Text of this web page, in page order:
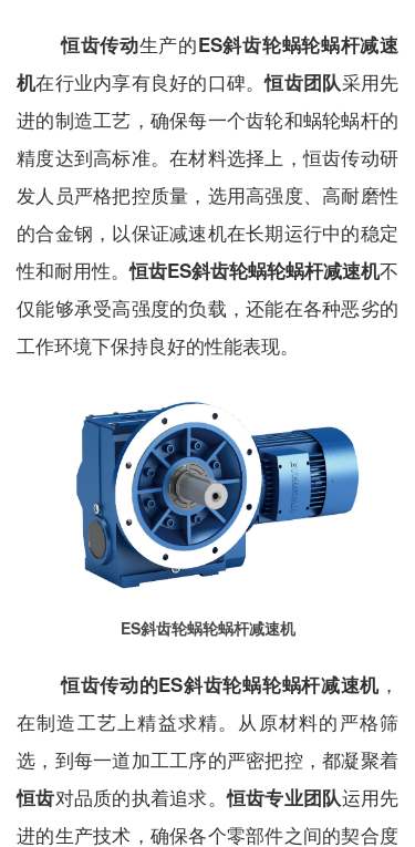
恒齿传动生产的ES斜齿轮蜗轮蜗杆减速
机在行业内享有良好的口碑。恒齿团队采用先
进的制造工艺，确保每一个齿轮和蜗轮蜗杆的
精度达到高标准。在材料选择上，恒齿传动研
发人员严格把控质量，选用高强度、高耐磨性
的合金钢，以保证减速机在长期运行中的稳定
性和耐用性。恒齿ES斜齿轮蜗轮蜗杆减速机不
仅能够承受高强度的负载，还能在各种恶劣的
工作环境下保持良好的性能表现。
ES斜齿轮蜗轮蜗杆减速机
恒齿传动的ES斜齿轮蜗轮蜗杆减速机 ，
在制造工艺上精益求精。从原材料的严格筛
选，到每一道加工工序的严密把控，都凝聚着
恒齿对品质的执着追求。恒齿专业团队运用先
进的生产技术，确保各个零部件之间的契合度